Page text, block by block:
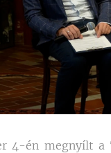
4-én megnyílt a